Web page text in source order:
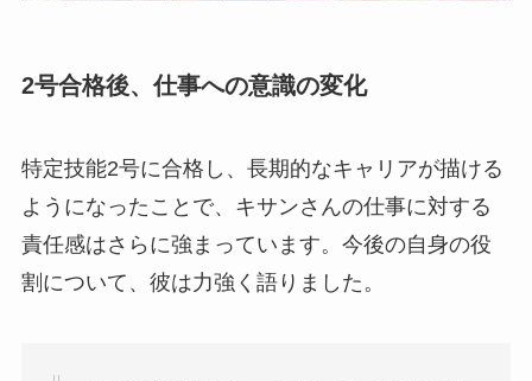
2号合格後、仕事への意識の変化
特定技能2号に合格し、長期的なキャリアが描ける
ようになったことで、キサンさんの仕事に対する
責任感はさらに強まっています。今後の自身の役
割について、彼は力強く語りました。